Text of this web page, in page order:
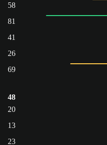
58
81
41
26
69
48
20
13
23